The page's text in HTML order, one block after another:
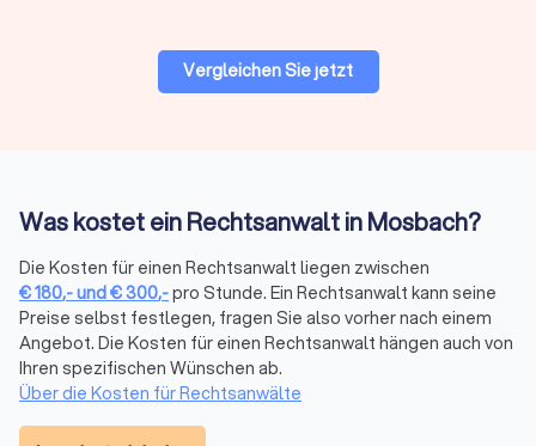
viel Kommunikation heute digital abläuft.
Mandantenbewertungen von verschiedenen Plattformen und
zusammen. So sehen Sie auf einen Blick, wie andere
Mandanten die Kommunikation, Erfolgsquote und Betreuung
bewerten, ohne verschiedene Websites durchsuchen zu
müssen.
Vergleichen Sie jetzt
Was kostet ein Rechtsanwalt in Mosbach?
Die Kosten für einen Rechtsanwalt liegen zwischen
€180,-und€300,-pro Stunde. Ein Rechtsanwalt kann seine
Preise selbst festlegen, fragen Sie also vorher nach einem
Angebot. Die Kosten für einen Rechtsanwalt hängen auch von
Ihren spezifischen Wünschen ab.
Über die Kosten für Rechtsanwälte